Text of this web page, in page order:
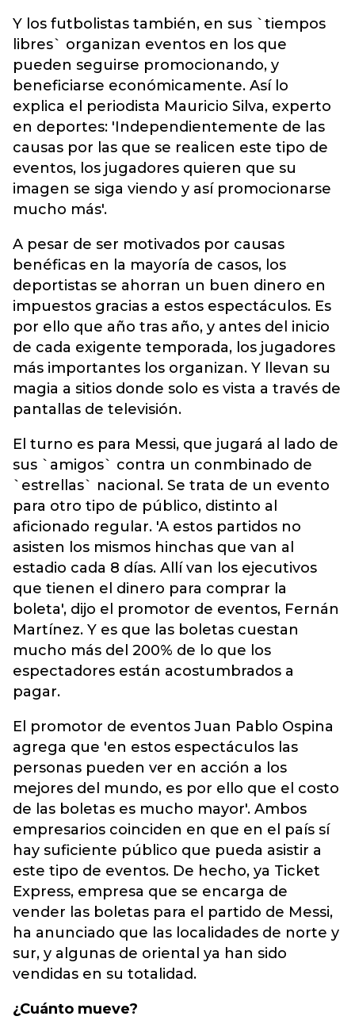
Y los futbolistas también, en sus `tiempos
libres` organizan eventos en los que
pueden seguirse promocionando, y
beneficiarse económicamente. Así lo
explica el periodista Mauricio Silva, experto
en deportes: 'Independientemente de las
causas por las que se realicen este tipo de
eventos, los jugadores quieren que su
imagen se siga viendo y así promocionarse
mucho más'.
A pesar de ser motivados por causas
benéficas en la mayoría de casos, los
deportistas se ahorran un buen dinero en
impuestos gracias a estos espectáculos. Es
por ello que año tras año, y antes del inicio
de cada exigente temporada, los jugadores
más importantes los organizan. Y llevan su
magia a sitios donde solo es vista a través de
pantallas de televisión.
El turno es para Messi, que jugará al lado de
sus `amigos` contra un conmbinado de
`estrellas` nacional. Se trata de un evento
para otro tipo de público, distinto al
aficionado regular. 'A estos partidos no
asisten los mismos hinchas que van al
estadio cada 8 días. Allí van los ejecutivos
que tienen el dinero para comprar la
boleta', dijo el promotor de eventos, Fernán
Martínez. Y es que las boletas cuestan
mucho más del 200% de lo que los
espectadores están acostumbrados a
pagar.
El promotor de eventos Juan Pablo Ospina
agrega que 'en estos espectáculos las
personas pueden ver en acción a los
mejores del mundo, es por ello que el costo
de las boletas es mucho mayor'. Ambos
empresarios coinciden en que en el país sí
hay suficiente público que pueda asistir a
este tipo de eventos. De hecho, ya Ticket
Express, empresa que se encarga de
vender las boletas para el partido de Messi,
ha anunciado que las localidades de norte y
sur, y algunas de oriental ya han sido
vendidas en su totalidad.
¿Cuánto mueve?